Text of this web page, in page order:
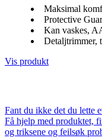
Maksimal
Protective
Kan vaskes,
Detaljtrimmer,
Vis produkt
Fant du ikke det du lette
Få hjelp med produktet,
og triksene og feilsøk